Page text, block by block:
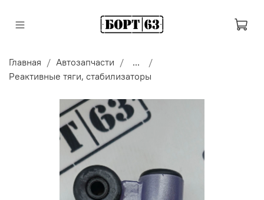
Главная Автозапчасти
...
Реактивные тяги, стабилизаторы